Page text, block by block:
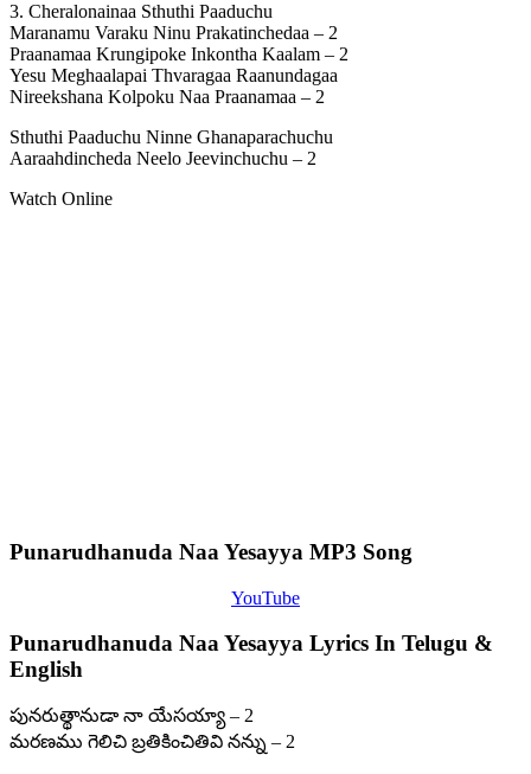
3. Cheralonainaa Sthuthi Paaduchu
Maranamu Varaku Ninu Prakatinchedaa – 2
Praanamaa Krungipoke Inkontha Kaalam – 2
Yesu Meghaalapai Thvaragaa Raanundagaa
Nireekshana Kolpoku Naa Praanamaa – 2
Sthuthi Paaduchu Ninne Ghanaparachuchu
Aaraahdincheda Neelo Jeevinchuchu – 2
Watch Online
Punarudhanuda Naa Yesayya MP3 Song
YouTube
Punarudhanuda Naa Yesayya Lyrics In Telugu &
English
పునరుత్థానుడా నా యేసయ్యా – 2
మరణము గెలిచి బ్రతికించితివి నన్ను – 2